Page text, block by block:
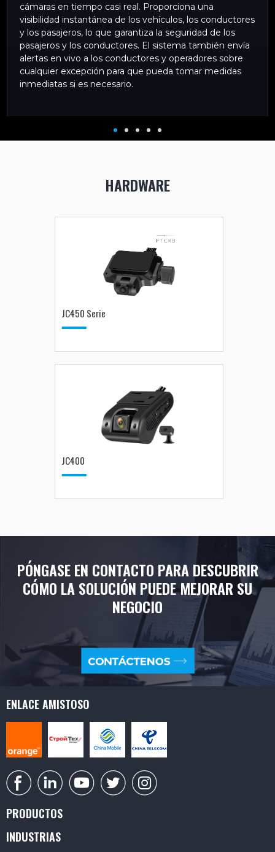
cámaras en tiempo casi real. Proporciona una
visibilidad instantánea de los vehículos, los conductores
y los pasajeros, lo que garantiza la seguridad de los
pasajeros y los conductores. El sistema también envía
alertas en vivo a los conductores y operadores sobre
cualquier excepción para que pueda tomar medidas
inmediatas si es necesario.
HARDWARE
JC450 Serie
JC400
PÓNGASE EN CONTACTO PARA DESCUBRIR
CÓMO LA SOLUCIÓN PUEDE MEJORAR SU
NEGOCIO
ENLACE AMISTOSO
PRODUCTOS
INDUSTRIAS